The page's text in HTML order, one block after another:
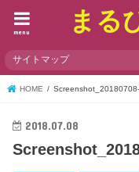
まる
menu
サイトマップ
HOME
2018.07.08